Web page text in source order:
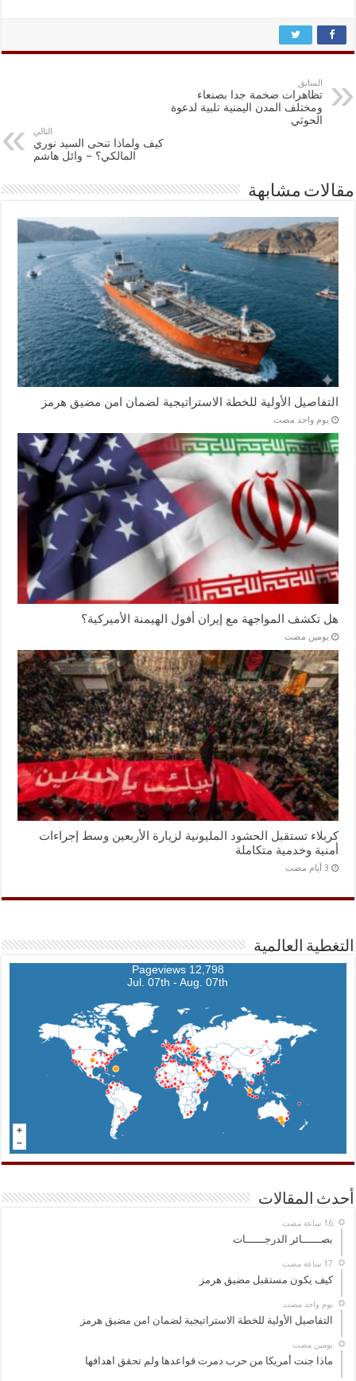
السابق
تظاهرات ضخمة جدا بصنعاء
ومختلف المدن اليمنية تلبية لدعوة
الحوثي
التالي
كيف ولماذا تنحى السيد نوري
المالكي؟ – وائل هاشم
مقالات مشابهة
التفاصيل الأولية للخطة الاستراتيجية لضمان امن مضيق هرمز
‏يوم واحد مضت
هل تكشف المواجهة مع إيران أفول الهيمنة الأميركية؟
‏يومين مضت
كربلاء تستقبل الحشود المليونية لزيارة الأربعين وسط إجراءات
أمنية وخدمية متكاملة
التغطية العالمية
12,798 Pageviews
Jul. 07th - Aug. 07th
أحدث المقالات
‏16 ساعة مضت
بصــــــائر الدرجــــــات
كيف يكون مستقبل مضيق هرمز
‏يوم واحد مضت
التفاصيل الأولية للخطة الاستراتيجية لضمان امن مضيق هرمز
‏يومين مضت
ماذا جنت أمريكا من حرب دمرت قواعدها ولم تحقق اهدافها